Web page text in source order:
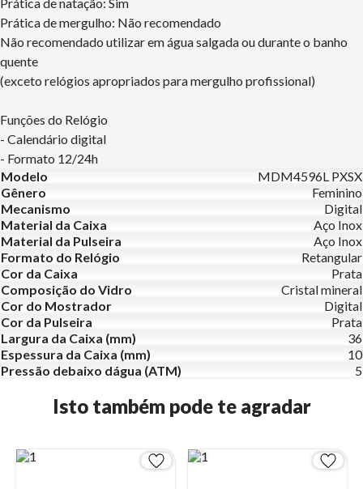
Prática de mergulho: Não recomendado
Não recomendado utilizar em água salgada ou durante o banho
quente
(exceto relógios apropriados para mergulho profissional)
Funções do Relógio
- Calendário digital
- Formato 12/24h
Modelo
MDM4596L PXSX
Gênero
Feminino
Mecanismo
Digital
Material da Caixa
Aço Inox
Material da Pulseira
Aço Inox
Formato do Relógio
Retangular
Cor da Caixa
Prata
Composição do Vidro
Cristal mineral
Cor do Mostrador
Digital
Cor da Pulseira
Prata
Largura da Caixa (mm)
36
Espessura da Caixa (mm)
10
Pressão debaixo dágua (ATM)
5
Isto também pode te agradar